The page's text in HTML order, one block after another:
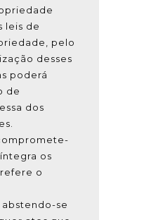
leis de
pelo
desses
poderá
de
dos
os
o
se